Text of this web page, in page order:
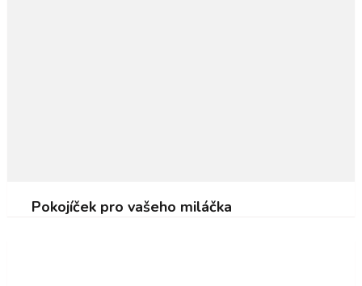
Pokojíček pro vašeho miláčka